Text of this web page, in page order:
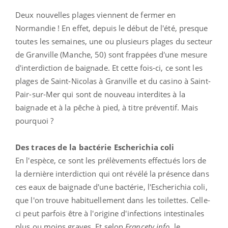
Deux nouvelles plages viennent de fermer en
Normandie ! En effet, depuis le début de l'été, presque
toutes les semaines, une ou plusieurs plages du secteur
de Granville (Manche, 50) sont frappées d'une mesure
d'interdiction de baignade. Et cette fois-ci, ce sont les
plages de Saint-Nicolas à Granville et du casino à Saint-
Pair-sur-Mer qui sont de nouveau interdites à la
baignade et à la pêche à pied, à titre préventif. Mais
pourquoi ?
Des traces de la bactérie Escherichia coli
En l'espèce, ce sont les prélèvements effectués lors de
la dernière interdiction qui ont révélé la présence dans
ces eaux de baignade d'une bactérie, l'Escherichia coli,
que l'on trouve habituellement dans les toilettes. Celle-
ci peut parfois être à l'origine d'infections intestinales